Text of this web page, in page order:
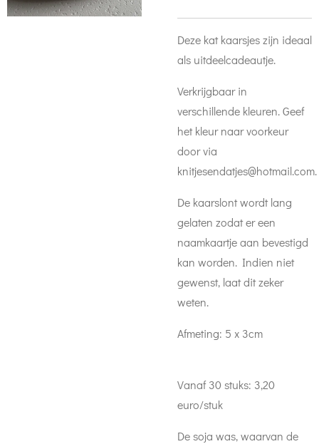
Deze kat kaarsjes zijn ideaal
als uitdeelcadeautje.
Verkrijgbaar in
verschillende kleuren. Geef
het kleur naar voorkeur
door via
knitjesendatjes@hotmail.com.
De kaarslont wordt lang
gelaten zodat er een
naamkaartje aan bevestigd
kan worden. Indien niet
gewenst, laat dit zeker
weten.
Afmeting: 5 x 3cm
Vanaf 30 stuks: 3,20
euro/stuk
De soja was, waarvan de